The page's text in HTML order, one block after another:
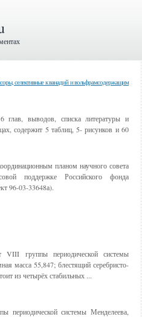
селективные к ванадий и вольфрамсодержащим
глав, выводов, списка литературы и
содержит 5 таблиц, 5- рисунков и 60
планом научного совета
поддержке Российского фонда
96-03-33648а).
группы периодической системы
масса 55,847; блестящий серебристо-
из четырёх стабильных ...
периодической системы Менделеева,